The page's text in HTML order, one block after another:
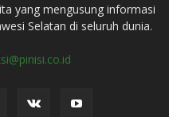
yang mengusung informasi
Selatan di seluruh dunia.